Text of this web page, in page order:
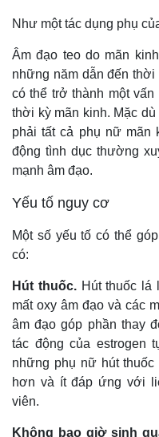
Như một tác dụng phụ
Âm đạo teo do mãn
những năm dẫn đến
có thể trở thành một
thời kỳ mãn kinh. Mặc
phải tất cả phụ nữ mãn
động tình dục thường
mạnh âm đạo.
Yếu tố nguy cơ
Một số yếu tố có thể
có:
Hút thuốc.Hút thuốc lá
mất oxy âm đạo và các
âm đạo góp phần thay
tác động của estrogen
những phụ nữ hút
hơn và ít đáp ứng với
viên.
Không bao giờ sinh